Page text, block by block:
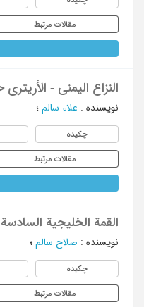
مقالات مرتبط
النزاع الیمنی -
نویسنده : علاء سالم ؛
چکیده
مقالات مرتبط
القمة الخلیجیة
نویسنده : صلاح سالم ؛
چکیده
مقالات مرتبط